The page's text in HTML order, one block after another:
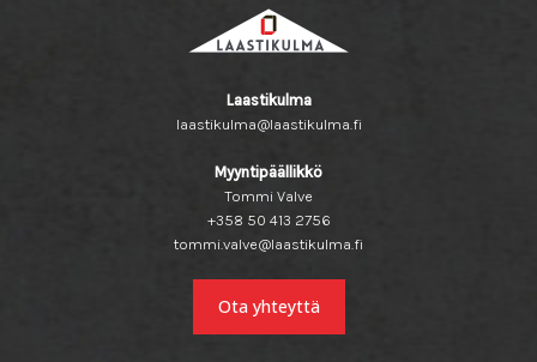
Laastikulma
laastikulma@laastikulma.fi
Myyntipäällikkö
Tommi Valve
+358 50 413 2756
tommi.valve@laastikulma.fi
Ota yhteyttä